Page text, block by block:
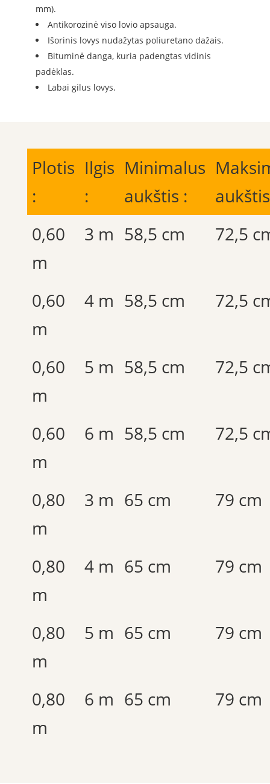
mm).
Antikorozinė viso lovio apsauga.
Išorinis lovys nudažytas poliuretano dažais.
Bituminė danga, kuria padengtas vidinis
padėklas.
Labai gilus lovys.
Plotis
:
Ilgis
:
Minimalus
aukštis :
0,60
m
3 m 58,5 cm 72,5
0,60
m
4 m 58,5 cm 72,5
0,60
m
5 m 58,5 cm 72,5
0,60
m
6 m 58,5 cm 72,5
0,80
m
3 m 65 cm 79 cm
0,80
m
4 m 65 cm 79 cm
0,80
m
5 m 65 cm 79 cm
0,80
m
6 m 65 cm 79 cm